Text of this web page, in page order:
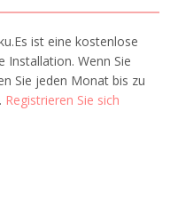
ist eine kostenlose
Installation. Wenn Sie
Sie jeden Monat bis zu
Registrieren Sie sich